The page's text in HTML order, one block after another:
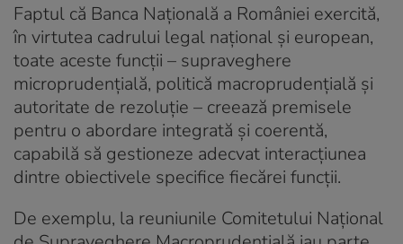
Faptul că Banca Națională a României exercită,
în virtutea cadrului legal național și european,
toate aceste funcții – supraveghere
microprudențială, politică macroprudențială și
autoritate de rezoluție – creează premisele
pentru o abordare integrată și coerentă,
capabilă să gestioneze adecvat interacțiunea
dintre obiectivele specifice fiecărei funcții.
De exemplu, la reuniunile Comitetului Național